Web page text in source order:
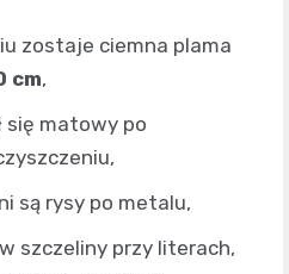
zostaje ciemna plama
cm,
się matowy po
są rysy po metalu,
w szczeliny przy literach,